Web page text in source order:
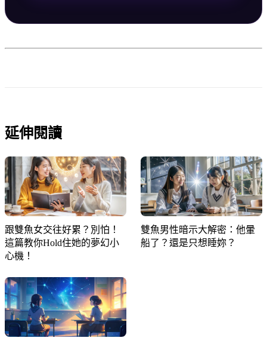
延伸閱讀
跟雙魚女交往好累？別怕！
這篇教你Hold住她的夢幻小
心機！
雙魚男性暗示大解密：他暈
船了？還是只想睡妳？